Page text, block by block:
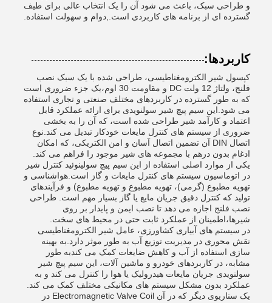
و طراحی سبک، باعث می شود آن را یک انتخاب عالی برای طیف
گسترده ای از برنامه های کاربردی است.,دوام و سهولت استفاده.
کاربردها:
کپسول شیر الکترومغناطیسی، طراحی شده با یک سبک نصب
فلنج، ولتاژ 12 ولت DC و مقاومت 30 اوم،یک جزء ضروری است
که به طور گسترده در کاربردهای مختلف صنعتی و تجاری استفاده
می شود.این سیم پیچ شیر سولنویدی برای ارائه عملکرد قابل
اعتماد و کارآمد شیر طراحی شده است، که آن را به بخشی
ضروری از سیستم های کنترل مایعات خودکار تبدیل می کند.نوع
اتصال DIN آن تضمین اتصال آسان و امن الکتریکی، که امکان
ادغام بدون درهم با مجموعه های شیر موجود را فراهم می کند.
یکی از موارد اصلی استفاده از این سیم پیچ سولینوئید کنترل شیر
در اتوماسیون سیستم های کنترل مایعات و گاز است.هواشناسی و
تهویه مطبوع (گرمی)، تهویه مطبوع و تهویه مطبوع) و فرآیندهای
تولید که کنترل دقیق جریان مایع یا گاز بسیار مهم است. طراحی
نصب فلنج اجازه می دهد تا نصب ایمن و پایدار بر روی
شیرها،اطمینان از عملکرد ثابت حتی در محیط های سخت.
در سیستم های آبیاری کشاورزی، عامل شیر الکترومغناطیسی
نقش محوری در مدیریت توزیع آب به طور موثر دارد.به بهینه
سازی استفاده از آب و کاهش ضایعات کمک می کندبه طور
مشابه، در کاربردهای خودرو و ماشین آلات، این سیم پیچ شیر
سولنویدی جریان مایعات هیدرولیک یا هوا را کنترل می کند و به
عملکرد بدون مشکل سیستم های مکانیکی مختلف کمک می کند.
یک سناریوی دیگر که در آن Electromagnetic Valve Coil در